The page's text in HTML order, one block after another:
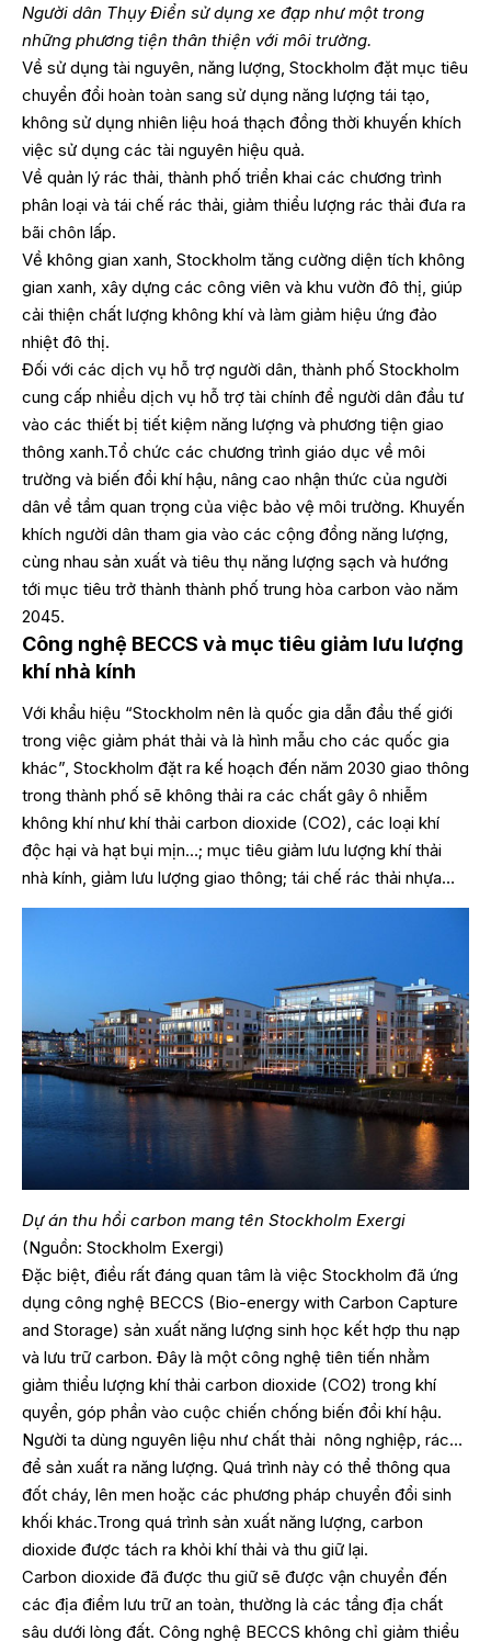
Người dân Thụy Điển sử dụng xe đạp như một trong
những phương tiện thân thiện với môi trường.
Về sử dụng tài nguyên, năng lượng, Stockholm đặt mục tiêu
chuyển đổi hoàn toàn sang sử dụng năng lượng tái tạo,
không sử dụng nhiên liệu hoá thạch đồng thời khuyến khích
việc sử dụng các tài nguyên hiệu quả.
Về quản lý rác thải, thành phố triển khai các chương trình
phân loại và tái chế rác thải, giảm thiểu lượng rác thải đưa ra
bãi chôn lấp.
Về không gian xanh, Stockholm tăng cường diện tích không
gian xanh, xây dựng các công viên và khu vườn đô thị, giúp
cải thiện chất lượng không khí và làm giảm hiệu ứng đảo
nhiệt đô thị.
Đối với các dịch vụ hỗ trợ người dân, thành phố Stockholm
cung cấp nhiều dịch vụ hỗ trợ tài chính để người dân đầu tư
vào các thiết bị tiết kiệm năng lượng và phương tiện giao
thông xanh.Tổ chức các chương trình giáo dục về môi
trường và biến đổi khí hậu, nâng cao nhận thức của người
dân về tầm quan trọng của việc bảo vệ môi trường. Khuyến
khích người dân tham gia vào các cộng đồng năng lượng,
cùng nhau sản xuất và tiêu thụ năng lượng sạch và hướng
tới mục tiêu trở thành thành phố trung hòa carbon vào năm
2045.
Công nghệ BECCS và mục tiêu giảm lưu lượng
khí nhà kính
Với khẩu hiệu “Stockholm nên là quốc gia dẫn đầu thế giới
trong việc giảm phát thải và là hình mẫu cho các quốc gia
khác”, Stockholm đặt ra kế hoạch đến năm 2030 giao thông
trong thành phố sẽ không thải ra các chất gây ô nhiễm
không khí như khí thải carbon dioxide (CO2), các loại khí
độc hại và hạt bụi mịn…; mục tiêu giảm lưu lượng khí thải
nhà kính, giảm lưu lượng giao thông; tái chế rác thải nhựa…
Dự án thu hồi carbon mang tên Stockholm Exergi
(Nguồn: Stockholm Exergi)
Đặc biệt, điều rất đáng quan tâm là việc Stockholm đã ứng
dụng công nghệ BECCS (Bio-energy with Carbon Capture
and Storage) sản xuất năng lượng sinh học kết hợp thu nạp
và lưu trữ carbon. Đây là một công nghệ tiên tiến nhằm
giảm thiểu lượng khí thải carbon dioxide (CO2) trong khí
quyển, góp phần vào cuộc chiến chống biến đổi khí hậu.
Người ta dùng nguyên liệu như chất thải nông nghiệp, rác…
để sản xuất ra năng lượng. Quá trình này có thể thông qua
đốt cháy, lên men hoặc các phương pháp chuyển đổi sinh
khối khác.Trong quá trình sản xuất năng lượng, carbon
dioxide được tách ra khỏi khí thải và thu giữ lại.
Carbon dioxide đã được thu giữ sẽ được vận chuyển đến
các địa điểm lưu trữ an toàn, thường là các tầng địa chất
sâu dưới lòng đất. Công nghệ BECCS không chỉ giảm thiểu